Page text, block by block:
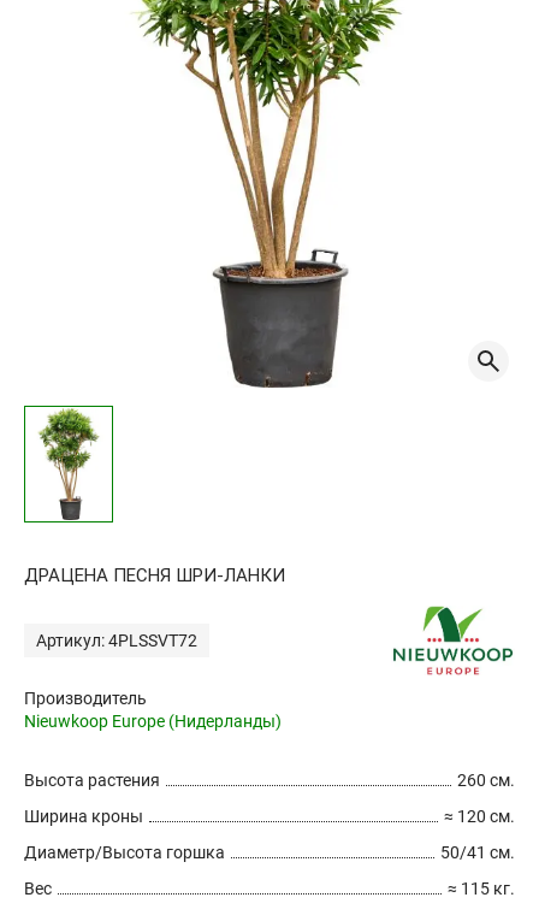
ДРАЦЕНА ПЕСНЯ ШРИ-ЛАНКИ
Артикул: 4PLSSVT72
Производитель
Nieuwkoop Europe (Нидерланды)
260 см.
Высота растения
≈ 120 см.
Ширина кроны
50/41 см.
Диаметр/Высота горшка
≈ 115 кг.
Вес